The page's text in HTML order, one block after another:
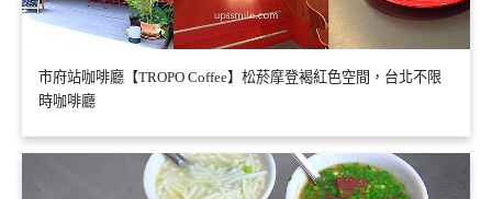
市府站咖啡廳【TROPO Coffee】松菸摩登褐紅色空間，台北不限
時咖啡廳